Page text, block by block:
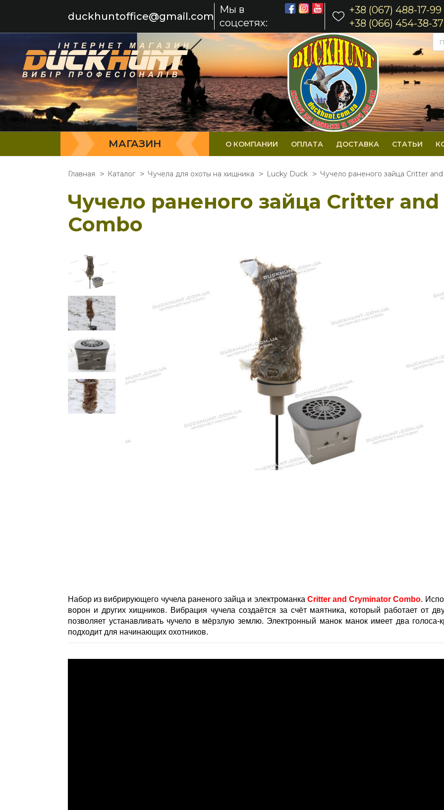
duckhuntoffice@gmail.com
Мы в
соцсетях:
+38 (067) 488-17-99
+38 (066) 454-38-37
МАГАЗИН О КОМПАНИИ ОПЛАТА ДОСТАВКА СТАТЬИ
Главная Каталог Чучела для охоты на хищника Lucky Duck Чучело раненого зайца Critter
Чучело раненого зайца Critter
Сombo
Набор из вибрирующего чучела раненого зайца и электроманка Critter and Cryminator Сombo.
ворон и других хищников. Вибрация чучела создаётся за счёт маятника, который работает от
позволяет устанавливать чучело в мёрзлую землю. Электронный манок манок имеет два
подходит для начинающих охотников.